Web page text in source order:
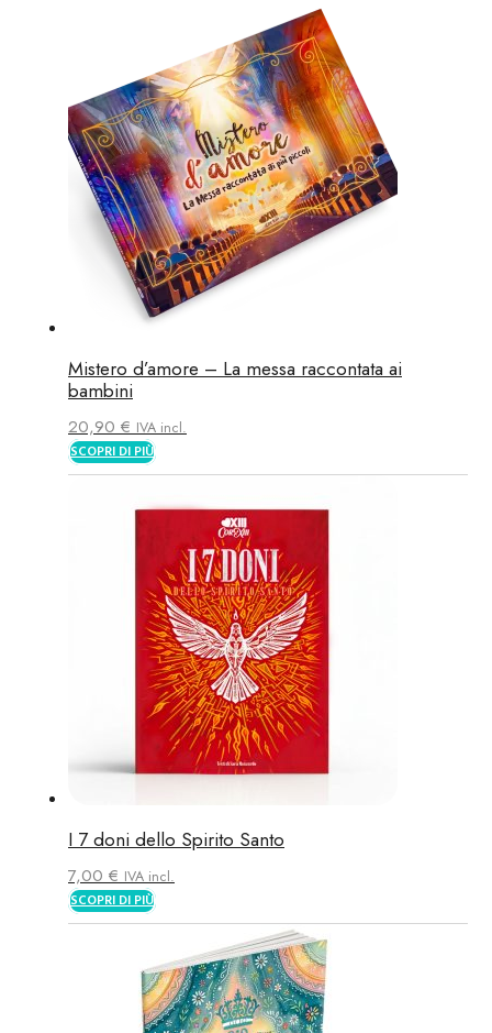
Mistero d’amore – La messa raccontata ai
bambini
20,90 € IVA incl.
SCOPRI DI PIÙ
I 7 doni dello Spirito Santo
7,00 € IVA incl.
SCOPRI DI PIÙ